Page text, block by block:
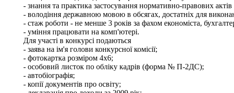
- знання та практика застосування нормативно-правових
- володіння державною мовою в обсягах, достатніх для
- стаж роботи - не менше 3 років за фахом економіста,
- уміння працювати на комп'ютері.
Для участі в конкурсі подаються
- заява на ім'я голови конкурсної комісії;
- фотокартка розміром 4х6;
- особовий листок по обліку кадрів (форма № П-2ДС);
- автобіографія;
- копії документів про освіту;